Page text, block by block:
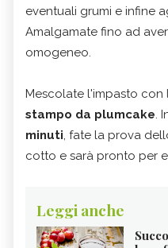
eventuali grumi e infine
Amalgamate fino ad
omogeneo.
Mescolate l'impasto con
stampo da plumcake.
minuti, fate la prova
cotto e sarà pronto per
Leggi anche